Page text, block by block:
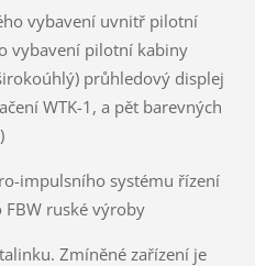
vybavení uvnitř pilotní
vybavení pilotní kabiny
průhledový displej
WTK-1, a pět barevných
impulsního systému řízení
FBW ruské výroby
Zmíněné zařízení je